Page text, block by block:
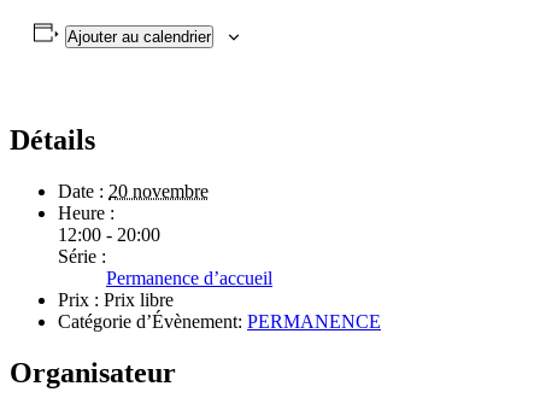
Ajouter au calendrier
Détails
Date : 20 novembre
Heure :
12:00 - 20:00
Série :
Permanence d’accueil
Prix : Prix libre
Catégorie d’Évènement: PERMANENCE
Organisateur